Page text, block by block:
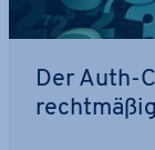
Der Auth-